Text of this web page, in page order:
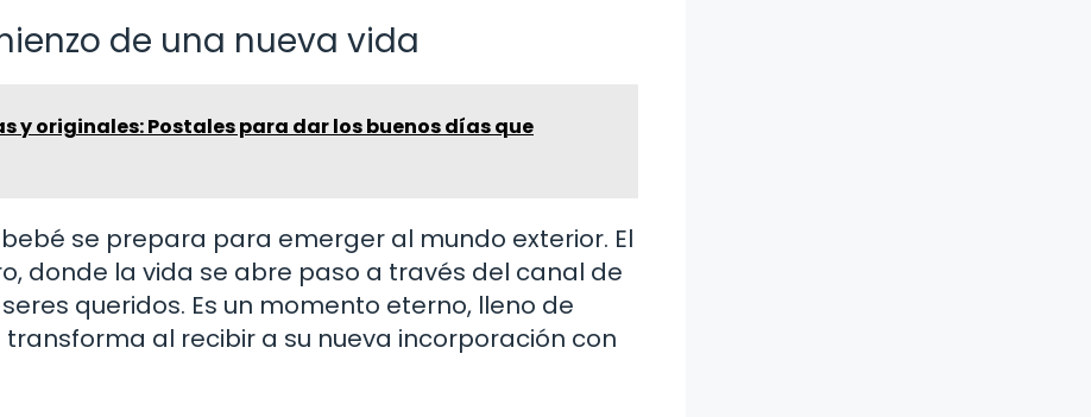
de una nueva vida
y originales: Postales para dar los buenos días que
se prepara para emerger al mundo exterior. El
donde la vida se abre paso a través del canal de
queridos. Es un momento eterno, lleno de
al recibir a su nueva incorporación con